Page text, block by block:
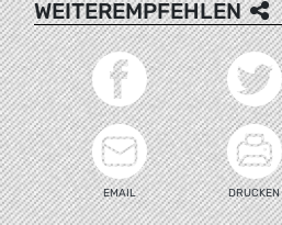
WEITEREMPFEHLEN
EMAIL DRUCKEN